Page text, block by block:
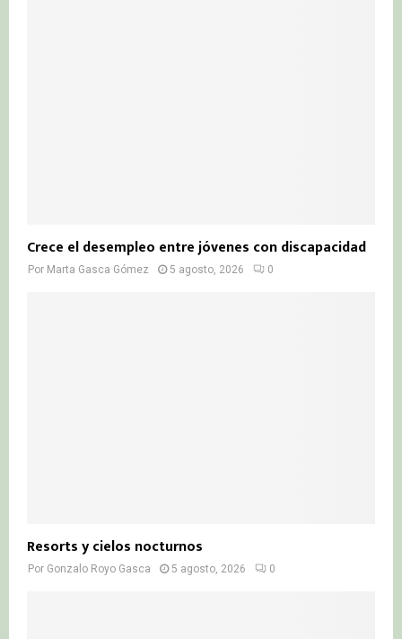
Crece el desempleo entre jóvenes con discapacidad
Por Marta Gasca Gómez 5 agosto, 2026 0
Resorts y cielos nocturnos
Por Gonzalo Royo Gasca 5 agosto, 2026 0